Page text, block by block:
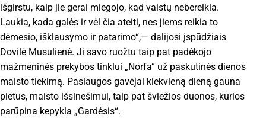
išgirstu, kaip jie gerai miegojo, kad vaistų nebereikia.
Laukia, kada galės ir vėl čia ateiti, nes jiems reikia to
dėmesio, išklausymo ir patarimo“,— dalijosi įspūdžiais
Dovilė Musulienė. Ji savo ruožtu taip pat padėkojo
mažmeninės prekybos tinklui „Norfa“ už paskutinės dienos
maisto tiekimą. Paslaugos gavėjai kiekvieną dieną gauna
pietus, maisto išsinešimui, taip pat šviežios duonos, kurios
parūpina kepykla „Gardėsis“.